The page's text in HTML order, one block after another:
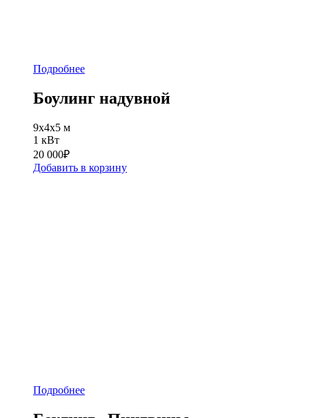
Подробнее
Боулинг надувной
9x4x5 м
1 кВт
20 000₽
Добавить в корзину
Подробнее